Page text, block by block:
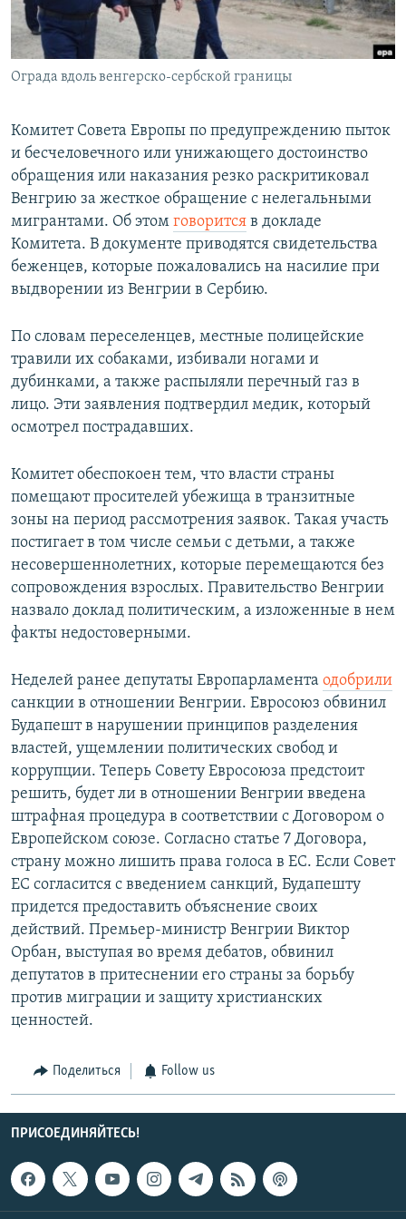
СПОРТ
МИР
БЛОГИ
ГОЛОСА
ЧИТАЕМ ПРЕССУ
АРХИВ РАДИОПРОГРАММЫ
Все сайты РСЕ/РС
Ограда вдоль венгерско-сербской границы
Комитет Совета Европы по предупреждению пыток
и бесчеловечного или унижающего достоинство
обращения или наказания резко раскритиковал
Венгрию за жесткое обращение с нелегальными
мигрантами. Об этом говорится в докладе
Комитета. В документе приводятся свидетельства
беженцев, которые пожаловались на насилие при
выдворении из Венгрии в Сербию.
По словам переселенцев, местные полицейские
травили их собаками, избивали ногами и
дубинками, а также распыляли перечный газ в
лицо. Эти заявления подтвердил медик, который
осмотрел пострадавших.
Комитет обеспокоен тем, что власти страны
помещают просителей убежища в транзитные
зоны на период рассмотрения заявок. Такая участь
постигает в том числе семьи с детьми, а также
несовершеннолетних, которые перемещаются без
сопровождения взрослых. Правительство Венгрии
назвало доклад политическим, а изложенные в нем
факты недостоверными.
Неделей ранее депутаты Европарламента одобрили
санкции в отношении Венгрии. Евросоюз обвинил
Будапешт в нарушении принципов разделения
властей, ущемлении политических свобод и
коррупции. Теперь Совету Евросоюза предстоит
решить, будет ли в отношении Венгрии введена
штрафная процедура в соответствии с Договором о
Европейском союзе. Согласно статье 7 Договора,
страну можно лишить права голоса в ЕС. Если Совет
ЕС согласится с введением санкций, Будапешту
придется предоставить объяснение своих
действий. Премьер-министр Венгрии Виктор
Орбан, выступая во время дебатов, обвинил
депутатов в притеснении его страны за борьбу
против миграции и защиту христианских
ценностей.
Поделиться Follow us
ПРИСОЕДИНЯЙТЕСЬ!